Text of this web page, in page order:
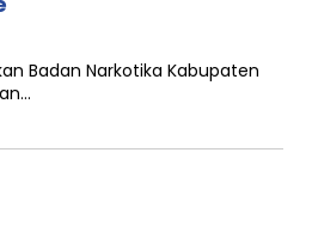
Badan Narkotika Kabupaten